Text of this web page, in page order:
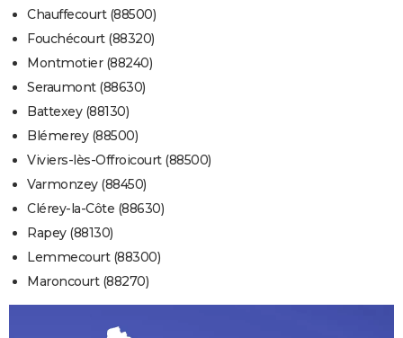
Chauffecourt (88500)
Fouchécourt (88320)
Montmotier (88240)
Seraumont (88630)
Battexey (88130)
Blémerey (88500)
Viviers-lès-Offroicourt (88500)
Varmonzey (88450)
Clérey-la-Côte (88630)
Rapey (88130)
Lemmecourt (88300)
Maroncourt (88270)